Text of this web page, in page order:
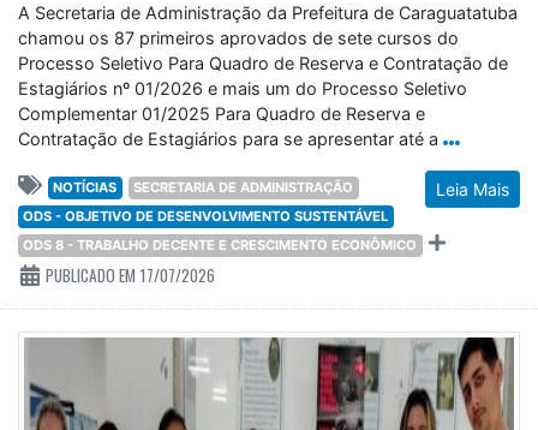
A Secretaria de Administração da Prefeitura de Caraguatatuba
chamou os 87 primeiros aprovados de sete cursos do
Processo Seletivo Para Quadro de Reserva e Contratação de
Estagiários nº 01/2026 e mais um do Processo Seletivo
Complementar 01/2025 Para Quadro de Reserva e
Contratação de Estagiários para se apresentar até a
Leia Mais
NOTÍCIAS
SECRETARIA DE ADMINISTRAÇÃO
ODS - OBJETIVO DE DESENVOLVIMENTO SUSTENTÁVEL
ODS 8 - TRABALHO DECENTE E CRESCIMENTO ECONÔMICO
PUBLICADO EM 17/07/2026